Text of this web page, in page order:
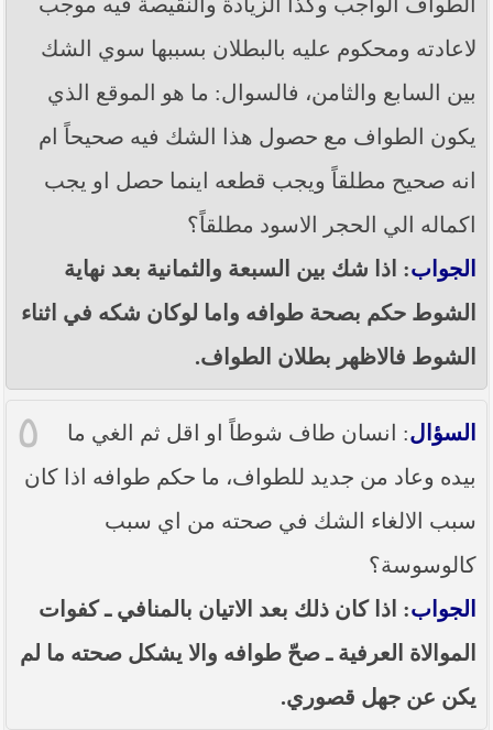
لاعادته ومحكوم عليه بالبطلان بسببها سوي الشك
بين السابع والثامن، فالسوال: ما هو الموقع الذي
يكون الطواف مع حصول هذا الشك فيه صحيحاً ام
انه صحيح مطلقاً ويجب قطعه اينما حصل او يجب
اكماله الي الحجر الاسود مطلقاً؟
الجواب: اذا شك بين السبعة والثمانية بعد نهاية
الشوط حكم بصحة طوافه واما لوكان شكه في اثناء
الشوط فالاظهر بطلان الطواف.
٥ السؤال: انسان طاف شوطاً او اقل ثم الغي ما
بيده وعاد من جديد للطواف، ما حكم طوافه اذا كان
سبب الالغاء الشك في صحته من اي سبب
كالوسوسة؟
الجواب: اذا كان ذلك بعد الاتيان بالمنافي ـ كفوات
الموالاة العرفية ـ صحّ طوافه والا يشكل صحته ما لم
يكن عن جهل قصوري.